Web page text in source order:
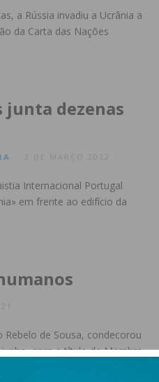
a Rússia invadiu a Ucrânia a
da Carta das Nações
dezenas
3 DE MARÇO 2022
Internacional Portugal
em frente ao edifício da
Rebelo de Sousa, condecorou
com o título de Membro